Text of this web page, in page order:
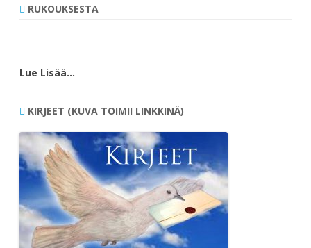
RUKOUKSESTA
Lue Lisää…
KIRJEET (KUVA TOIMII LINKKINÄ)